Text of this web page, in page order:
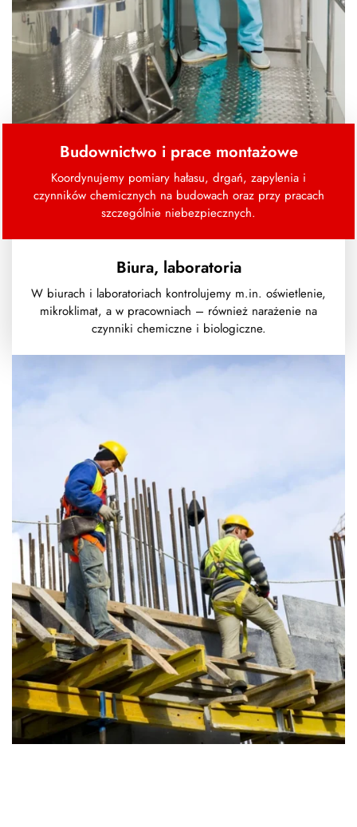
Budownictwo i prace montażowe
Koordynujemy pomiary hałasu, drgań, zapylenia i
czynników chemicznych na budowach oraz przy pracach
szczególnie niebezpiecznych.
Biura, laboratoria
W biurach i laboratoriach kontrolujemy m.in. oświetlenie,
mikroklimat, a w pracowniach – również narażenie na
czynniki chemiczne i biologiczne.